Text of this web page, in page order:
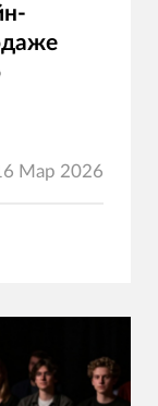
Мар 2026